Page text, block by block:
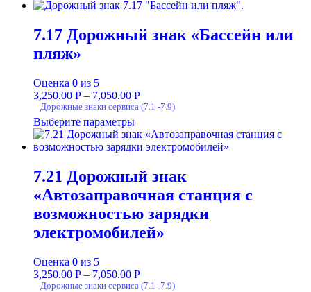
7.17 Дорожный знак «Бассейн или
пляж»
Оценка 0 из 5
3,250.00 Р – 7,050.00 Р
Дорожные знаки сервиса (7.1 -7.9)
Выберите параметры
7.21 Дорожный знак
«Автозаправочная станция с
возможностью зарядки
электромобилей»
Оценка 0 из 5
3,250.00 Р – 7,050.00 Р
Дорожные знаки сервиса (7.1 -7.9)